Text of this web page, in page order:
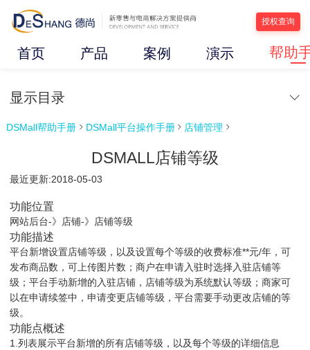
授权查询
首页 产品 案例 演示 帮助
显示目录
DSMall帮助手册  DSMall平台操作手册  店铺管理 
DSMALL店铺等级
最近更新:2018-05-03
功能位置
网站后台-》店铺-》店铺等级
功能描述
平台新增设置店铺等级，以及设置每个等级的收费标准**元/年，可
发布商品数，可上传图片数；商户在申请入驻时选择入驻店铺等
级；平台手动新增的入驻店铺，店铺等级为系统默认等级；商家可
以在申请续签中，申请变更店铺等级，平台需要手动更改店铺的等
级。
功能点概述
1.列表展示平台新增的所有店铺等级，以及每个等级的详细信息